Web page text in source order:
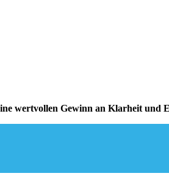
wertvollen Gewinn an Klarheit und